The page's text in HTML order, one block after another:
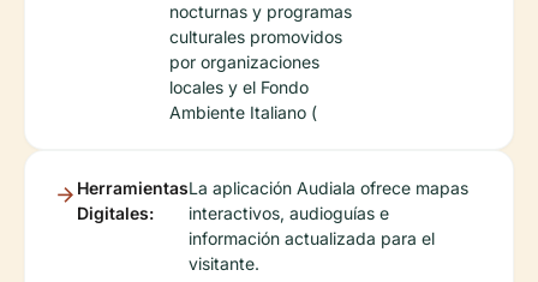
nocturnas y programas
culturales promovidos
por organizaciones
locales y el Fondo
Ambiente Italiano (
Herramientas
Digitales:
La aplicación Audiala ofrece mapas
interactivos, audioguías e
información actualizada para el
visitante.